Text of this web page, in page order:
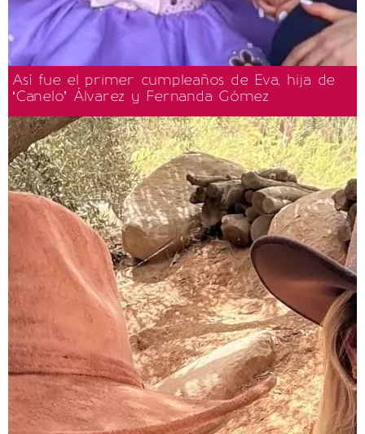
Así fue el primer cumpleaños de Eva, hija de
‘Canelo’ Álvarez y Fernanda Gómez